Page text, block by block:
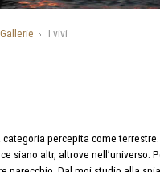
Gallerie I vivi
categoria percepita come
siano altr, altrove nell’universo.